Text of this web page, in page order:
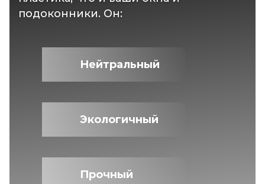
подоконники. Он:
Нейтральный
Экологичный
Прочный